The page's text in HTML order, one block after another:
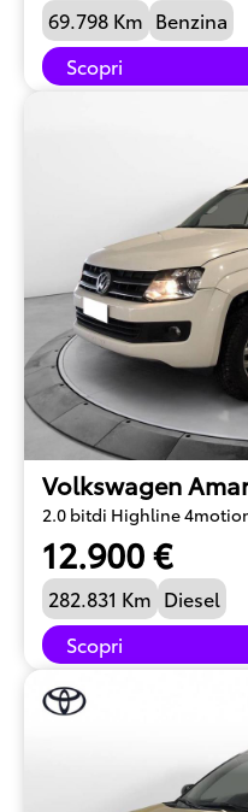
69.798 Km Benzina
Scopri
Volkswagen
2.0 bitdi Highline
12.900 €
282.831 Km Diesel
Scopri